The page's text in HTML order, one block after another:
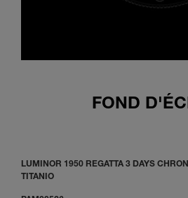
FOND
LUMINOR 1950 REGATTA 3 DAYS
TITANIO